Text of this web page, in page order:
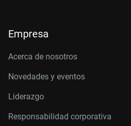
Empresa
Acerca de nosotros
Novedades y eventos
Liderazgo
Responsabilidad corporativa